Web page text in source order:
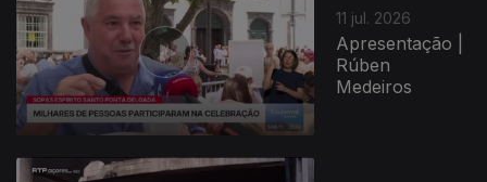
11 jul. 2026
Apresentação |
Rúben
Medeiros